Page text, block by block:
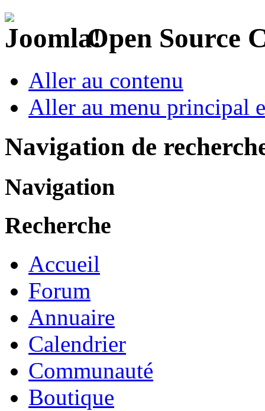
Open Source
Aller au contenu
Aller au menu principal
Navigation de
Navigation
Recherche
Accueil
Forum
Annuaire
Calendrier
Communauté
Boutique